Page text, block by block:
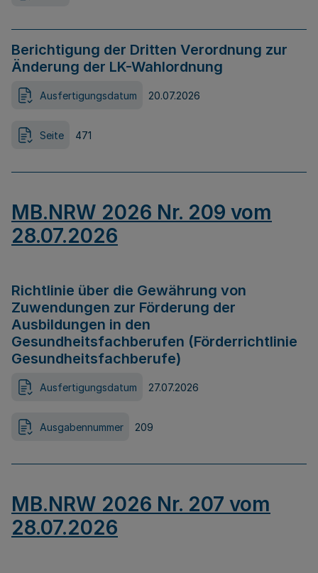
Berichtigung der Dritten Verordnung zur
Änderung der LK-Wahlordnung
Ausfertigungsdatum 20.07.2026
Seite 471
MB.NRW 2026 Nr. 209 vom
28.07.2026
Richtlinie über die Gewährung von
Zuwendungen zur Förderung der
Ausbildungen in den
Gesundheitsfachberufen (Förderrichtlinie
Gesundheitsfachberufe)
Ausfertigungsdatum 27.07.2026
Ausgabennummer 209
MB.NRW 2026 Nr. 207 vom
28.07.2026